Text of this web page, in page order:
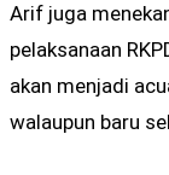
Arif juga
pelaksanaan
akan menjadi
walaupun baru